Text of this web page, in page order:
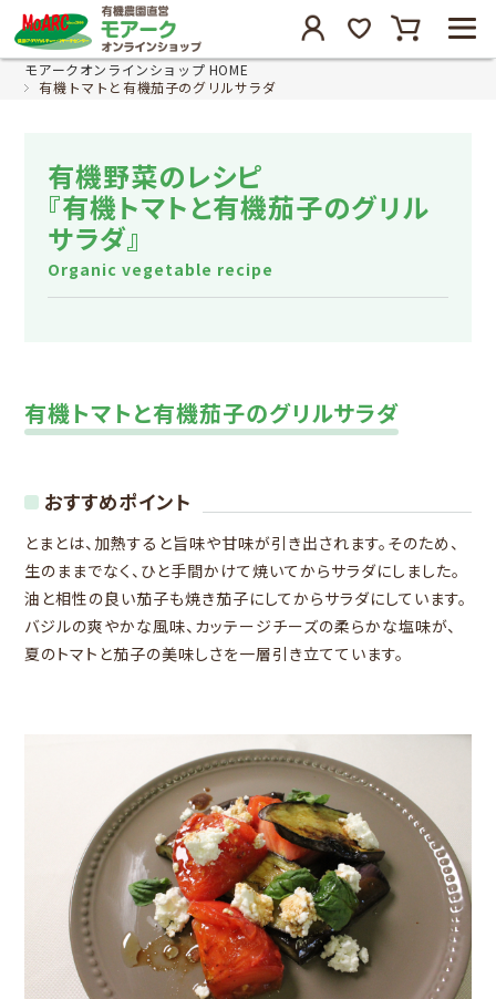
モアークオンラインショップ HOME
有機トマトと有機茄子のグリルサラダ
有機野菜のレシピ
『有機トマトと有機茄子のグリル
サラダ』
Organic vegetable recipe
有機トマトと有機茄子のグリルサラダ
おすすめポイント
とまとは、加熱すると旨味や甘味が引き出されます。そのため、
生のままでなく、ひと手間かけて焼いてからサラダにしました。
油と相性の良い茄子も焼き茄子にしてからサラダにしています。
バジルの爽やかな風味、カッテージチーズの柔らかな塩味が、
夏のトマトと茄子の美味しさを一層引き立てています。